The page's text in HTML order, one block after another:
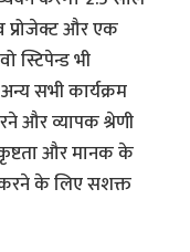
और एक
स्टिपेन्ड भी
सभी कार्यक्रम
और व्यापक श्रेणी
और मानक के
के लिए सशक्त